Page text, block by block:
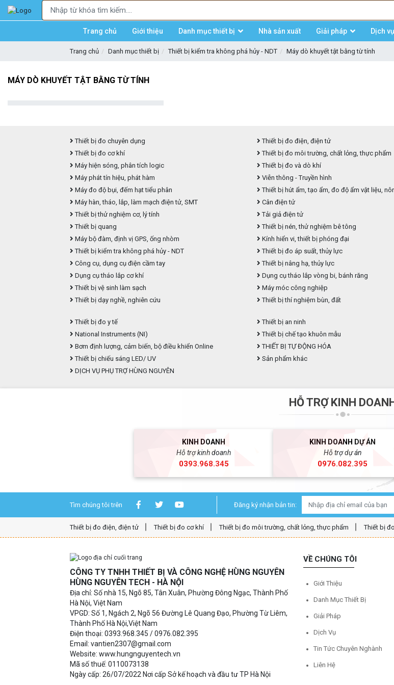
Trang chủ Giới thiệu Danh mục thiết bị Nhà sản xuất Giải pháp Dịch vụ
Trang chủ Danh mục thiết bị Thiết bị kiểm tra không phá hủy - NDT Máy dò khuyết tật bằng từ tính
MÁY DÒ KHUYẾT TẬT BẰNG TỪ TÍNH
Thiết bị đo chuyên dụng Thiết bị đo điện, điện tử
Thiết bị đo cơ khí
Thiết bị đo môi trường, chất lỏng, thực phẩm
Máy hiện sóng, phân tích logic
Thiết bị đo và dò khí
Máy phát tín hiệu, phát hàm
Viễn thông - Truyền hình
Máy đo độ bụi, đếm hạt tiểu phân
Thiết bị hút ẩm, tạo ẩm, đo độ ẩm vật liệu,
Máy hàn, tháo, lắp, làm mạch điện tử, SMT
Cân điện tử
Thiết bị thử nghiệm cơ, lý tính
Tải giả điện tử
Thiết bị quang
Thiết bị nén, thử nghiệm bê tông
Máy bộ đàm, định vị GPS, ống nhòm
Kính hiển vi, thiết bị phóng đại
Thiết bị kiểm tra không phá hủy - NDT
Thiết bị đo áp suất, thủy lực
Công cụ, dụng cụ điện cầm tay
Thiết bị nâng hạ, thủy lực
Dụng cụ tháo lắp cơ khí
Dụng cụ tháo lắp vòng bi, bánh răng
Thiết bị vệ sinh làm sạch
Máy móc công nghiệp
Thiết bị dạy nghề, nghiên cứu
Thiết bị thí nghiệm bùn, đất
Thiết bị đo y tế
Thiết bị an ninh
National Instruments (NI)
Thiết bị chế tạo khuôn mẫu
Bơm định lượng, cảm biến, bộ điều khiển Online
THIẾT BỊ TỰ ĐỘNG HÓA
Thiết bị chiếu sáng LED/ UV
Sản phẩm khác
DỊCH VỤ PHỤ TRỢ HÙNG NGUYÊN
HỖ TRỢ KINH
KINH DOANH
Hỗ trợ kinh doanh
0393.968.345
KINH DOANH DỰ ÁN
Hỗ trợ dự án
0976.082.395
Tìm chúng tôi trên Đăng ký nhận bản tin:
Thiết bị đo điện, điện tử Thiết bị đo cơ khí Thiết bị đo môi trường, chất lỏng, thực phẩm Thiết bị
CÔNG TY TNHH THIẾT BỊ VÀ CÔNG NGHỆ HÙNG NGUYÊN
HÙNG NGUYÊN TECH - HÀ NỘI
Địa chỉ: Số nhà 15, Ngõ 85, Tân Xuân, Phường Đông Ngạc, Thành Phố
Hà Nội, Việt Nam
VPGD: Số 1, Ngách 2, Ngõ 56 Đường Lê Quang Đạo, Phường Từ Liêm,
Thành Phố Hà Nội,Việt Nam
Điện thoại: 0393.968.345 / 0976.082.395
Email: vantien2307@gmail.com
Website: www.hungnguyentech.vn
Mã số thuế: 0110073138
Ngày cấp: 26/07/2022 Nơi cấp Sở kế hoạch và đầu tư TP Hà Nội
VỀ CHÚNG TÔI
Giới Thiệu
Danh Mục Thiết Bị
Giải Pháp
Dịch Vụ
Tin Tức Chuyên Nghành
Liên Hệ